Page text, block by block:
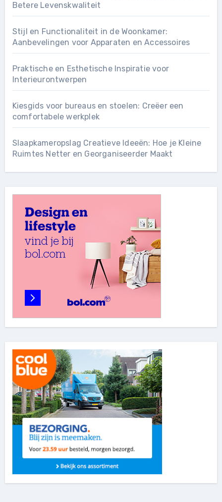
Betere Levenskwaliteit
Stijl en Functionaliteit in de Woonkamer:
Aanbevelingen voor Apparaten en Accessoires
Praktische en Esthetische Inspiratie voor
Interieurontwerpen
Kiesgids voor bureaus en stoelen: Creëer een
comfortabele werkplek
Slaapkameropslag Creatieve Ideeën: Hoe je Kleine
Ruimtes Netter en Georganiseerder Maakt